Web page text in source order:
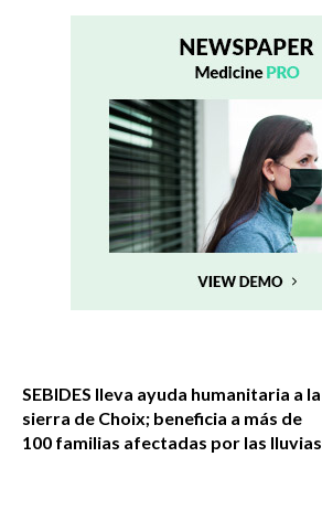
SEBIDES lleva ayuda humanitaria a la
sierra de Choix; beneficia a más de
100 familias afectadas por las lluvias